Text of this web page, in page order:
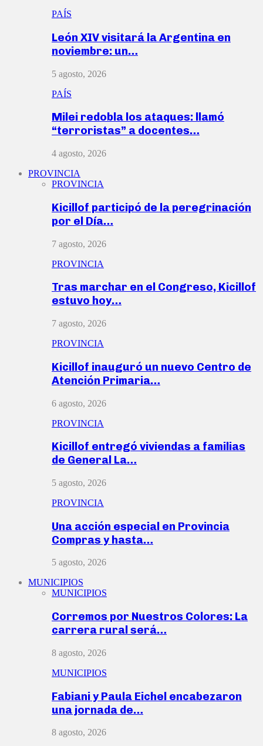
PAÍS
León XIV visitará la Argentina en
noviembre: un…
5 agosto, 2026
PAÍS
Milei redobla los ataques: llamó
“terroristas” a docentes…
4 agosto, 2026
PROVINCIA
PROVINCIA
Kicillof participó de la peregrinación
por el Día…
7 agosto, 2026
PROVINCIA
Tras marchar en el Congreso, Kicillof
estuvo hoy…
7 agosto, 2026
PROVINCIA
Kicillof inauguró un nuevo Centro de
Atención Primaria…
6 agosto, 2026
PROVINCIA
Kicillof entregó viviendas a familias
de General La…
5 agosto, 2026
PROVINCIA
Una acción especial en Provincia
Compras y hasta…
5 agosto, 2026
MUNICIPIOS
MUNICIPIOS
Corremos por Nuestros Colores: La
carrera rural será…
8 agosto, 2026
MUNICIPIOS
Fabiani y Paula Eichel encabezaron
una jornada de…
8 agosto, 2026